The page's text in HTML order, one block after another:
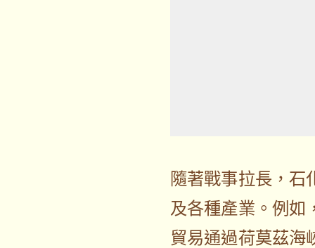
隨著戰事拉長，石
及各種產業。例如
貿易通過荷莫茲海